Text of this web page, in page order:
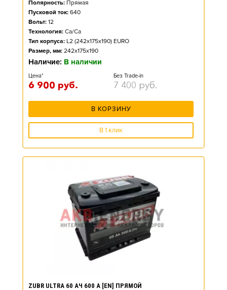
Полярность: Прямая
Пусковой ток: 640
Вольт: 12
Технология: Ca/Ca
Тип корпуса: L2 (242x175x190) EURO
Размер, мм: 242x175x190
Наличие: В наличии
Цена*
6 900 руб.
Без Trade-in
7 400 руб.
В КОРЗИНУ
В 1 клик
ZUBR ULTRA 60 АЧ 600 А [EN] ПРЯМОЙ